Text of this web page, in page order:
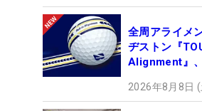
全周アライメ
ヂストン『
Alignment』
2026年8月8日